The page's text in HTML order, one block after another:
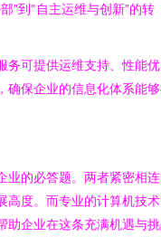
”到“自主运维与创新”的转
务可提供运维支持、性能优
确保企业的信息化体系能
业的必答题。两者紧密相
高度。而专业的计算机技
助企业在这条充满机遇与